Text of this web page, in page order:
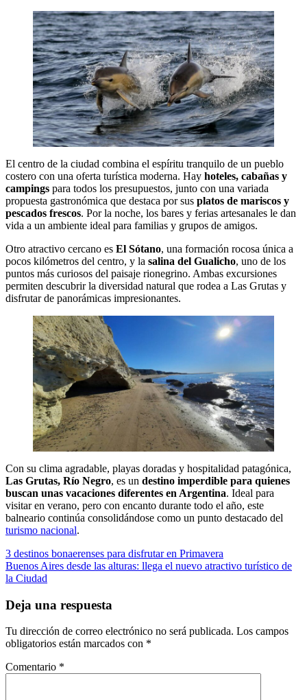
El centro de la ciudad combina el espíritu tranquilo de un pueblo
costero con una oferta turística moderna. Hay hoteles, cabañas y
campings para todos los presupuestos, junto con una variada
propuesta gastronómica que destaca por sus platos de mariscos y
pescados frescos. Por la noche, los bares y ferias artesanales le dan
vida a un ambiente ideal para familias y grupos de amigos.
Otro atractivo cercano es El Sótano, una formación rocosa única a
pocos kilómetros del centro, y la salina del Gualicho, uno de los
puntos más curiosos del paisaje rionegrino. Ambas excursiones
permiten descubrir la diversidad natural que rodea a Las Grutas y
disfrutar de panorámicas impresionantes.
Con su clima agradable, playas doradas y hospitalidad patagónica,
Las Grutas, Río Negro, es un destino imperdible para quienes
buscan unas vacaciones diferentes en Argentina. Ideal para
visitar en verano, pero con encanto durante todo el año, este
balneario continúa consolidándose como un punto destacado del
turismo nacional.
Navegación
de
3 destinos bonaerenses para disfrutar en Primavera
Buenos Aires desde las alturas: llega el nuevo atractivo turístico de
la Ciudad
Deja una respuesta
Tu dirección de correo electrónico no será publicada. Los campos
obligatorios están marcados con *
Comentario *